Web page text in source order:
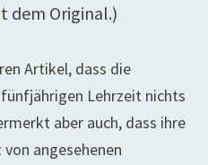
dem Original.)
Artikel, dass die
Lehrzeit nichts
aber auch, dass ihre
angesehenen